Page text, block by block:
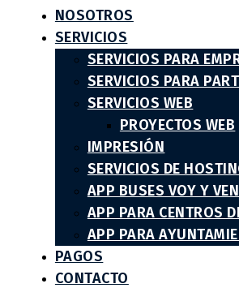
NOSOTROS
SERVICIOS
SERVICIOS PARA
SERVICIOS PARA
SERVICIOS WEB
PROYECTOS WEB
IMPRESIÓN
SERVICIOS DE
APP BUSES VOY Y
APP PARA CENTROS
APP PARA
PAGOS
CONTACTO